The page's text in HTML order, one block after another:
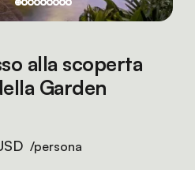
alla scoperta
Garden
/persona